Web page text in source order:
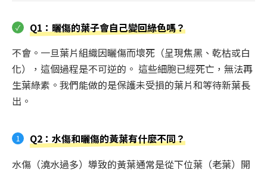
Q1：曬傷的葉子會自己變回綠色嗎？
不會。一旦葉片組織因曬傷而壞死（呈現焦黑、乾枯或白
化），這個過程是不可逆的。 這些細胞已經死亡，無法再
生葉綠素。我們能做的是保護未受損的葉片和等待新葉長
出。
Q2：水傷和曬傷的黃葉有什麼不同？
水傷（澆水過多）導致的黃葉通常是從下位葉（老葉）開